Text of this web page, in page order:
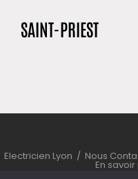
SAINT-PRIEST
Electricien Lyon / Nous
En savoir